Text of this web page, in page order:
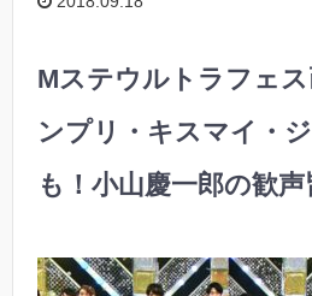
Mステウルトラフェ
ンプリ・キスマイ・
も！小山慶一郎の歓声